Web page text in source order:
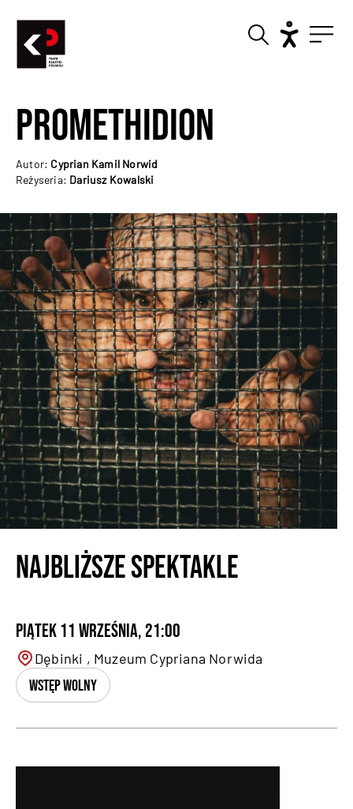
Promethidion
Autor: Cyprian Kamil Norwid
Reżyseria: Dariusz Kowalski
Najbliższe spektakle
Piątek 11 września, 21:00
Dębinki , Muzeum Cypriana Norwida
Wstęp wolny